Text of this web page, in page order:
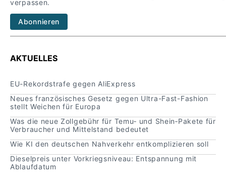
verpassen.
Abonnieren
AKTUELLES
EU-Rekordstrafe gegen AliExpress
Neues französisches Gesetz gegen Ultra-Fast-Fashion
stellt Weichen für Europa
Was die neue Zollgebühr für Temu‑ und Shein‑Pakete für
Verbraucher und Mittelstand bedeutet
Wie KI den deutschen Nahverkehr entkomplizieren soll
Dieselpreis unter Vorkriegsniveau: Entspannung mit
Ablaufdatum